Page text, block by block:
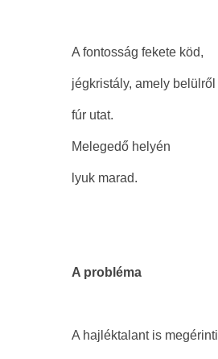
A fontosság fekete köd,
jégkristály, amely belülről
fúr utat.
Melegedő helyén
lyuk marad.
A probléma
A hajléktalant is megérinti